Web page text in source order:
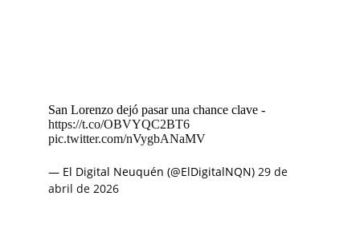
San Lorenzo dejó pasar una chance clave -
https://t.co/OBVYQC2BT6
pic.twitter.com/nVygbANaMV
— El Digital Neuquén (@ElDigitalNQN) 29 de
abril de 2026